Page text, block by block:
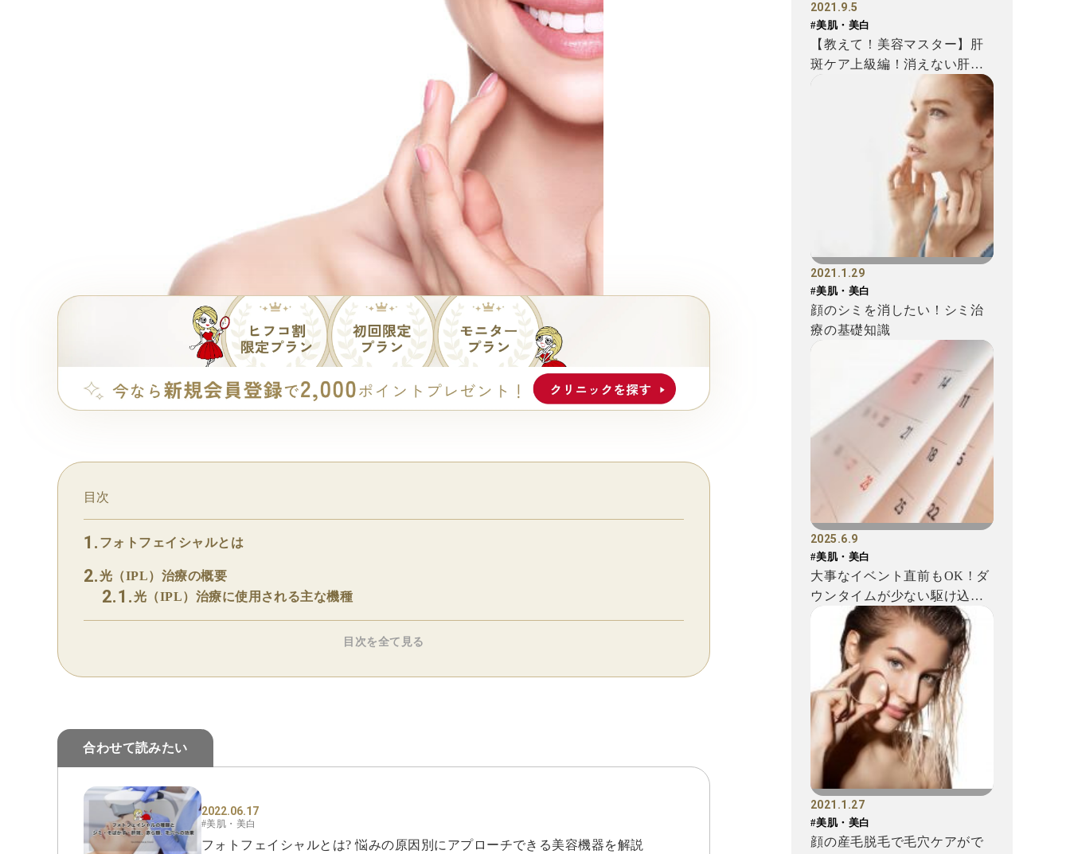
目次
フォトフェイシャルとは
光（IPL）治療の概要
光（IPL）治療に使用される主な機種
目次を全て見る
合わせて読みたい
2022.06.17
#美肌・美白
フォトフェイシャルとは? 悩みの原因別にアプローチできる美容機器を解説
2021.1.27
#美肌・美白
顔の産毛脱毛で毛穴ケアがで
2025.6.9
#美肌・美白
大事なイベント直前もOK ! ダ
ウンタイムが少ない駆け込み
肌メンテナンス6選
2021.1.29
#美肌・美白
顔のシミを消したい！シミ治
療の基礎知識
2021.9.5
#美肌・美白
【教えて！美容マスター】肝
斑ケア上級編！消えない肝斑